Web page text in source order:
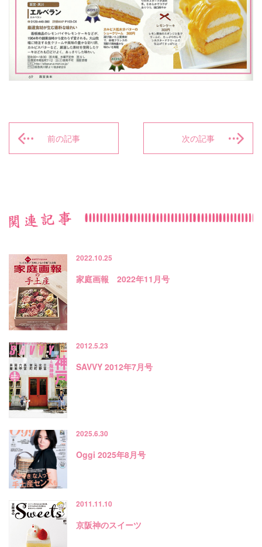
前の記事 次の記事
2022.10.25
家庭画報 2022年11月号
2012.5.23
SAVVY 2012年7月号
2025.6.30
Oggi 2025年8月号
2011.11.10
京阪神のスイーツ